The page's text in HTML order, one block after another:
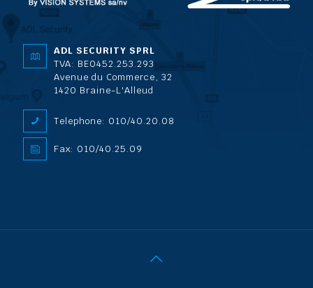
ADL SECURITY SPRL
TVA: BE0452.253.293
Avenue du Commerce, 32
1420 Braine-L'Alleud
Telephone: 010/40.20.08
Fax: 010/40.25.09